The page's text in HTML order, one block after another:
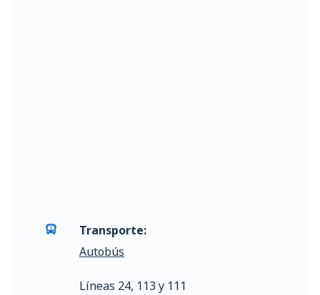
Transporte:
Autobús
Líneas 24, 113 y 111